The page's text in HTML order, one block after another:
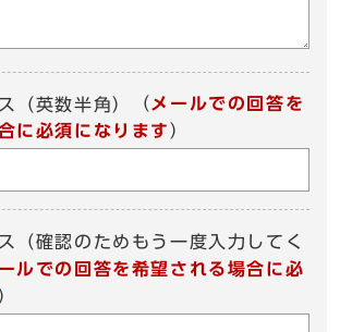
（英数半角） （ メールでの回答を
に必須になります ）
（確認のためもう一度入力してく
ルでの回答を希望される場合に必
）